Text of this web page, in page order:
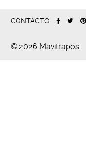
CONTACTO
© 2026 Mavitrapos